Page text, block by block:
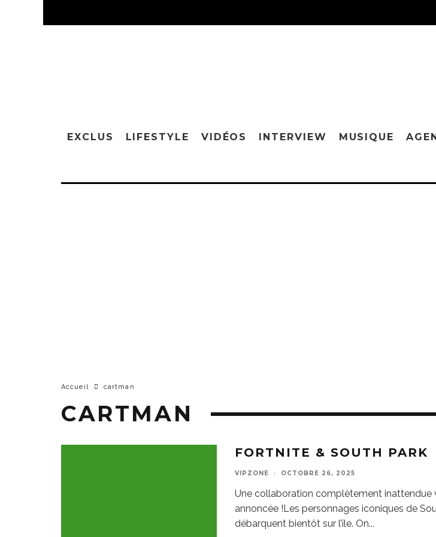
EXCLUS LIFESTYLE VIDÉOS INTERVIEW MUSIQUE
Accueil cartman
CARTMAN
FORTNITE & SOUTH PARK
VIPZONE · OCTOBRE 26, 2025
Une collaboration complètement inattendue
annoncée !Les personnages iconiques de
débarquent bientôt sur l’île. On...